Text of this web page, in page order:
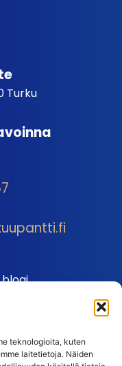
teknologioita, kuten
laitetietoja. Näiden
Turku